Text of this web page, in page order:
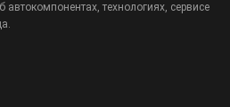
технологиях, сервисе